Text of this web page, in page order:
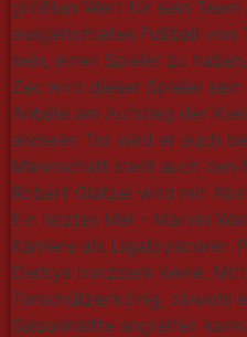
größten Wert für sein
ausgerichteten Fußball
sein, einen Spieler zu
Zec wird dieser Spieler
Anteile am Aufstieg der
anderen Tor wird er auch
Mannschaft stellt auch den
Robert Glatzel wird mit
Ein letztes Mal – Marvin
Karriere als Ligatopscorer.
Derbys trotzdem keine.
Torschützenkönig, obwohl
Saisonhälfte angreifen